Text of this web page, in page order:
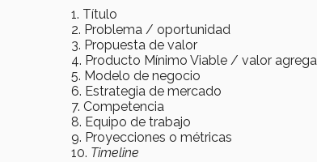
Título
Problema / oportunidad
Propuesta de valor
Producto Mínimo Viable / valor
Modelo de negocio
Estrategia de mercado
Competencia
Equipo de trabajo
Proyecciones o métricas
Timeline